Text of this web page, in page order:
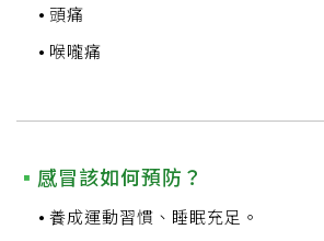
頭痛
喉嚨痛
感冒該如何預防？
養成運動習慣、睡眠充足。